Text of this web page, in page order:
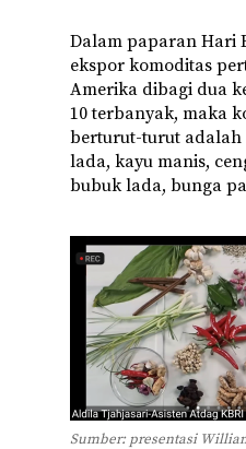
Dalam paparan Hari
ekspor komoditas
Amerika dibagi dua
10 terbanyak, maka
berturut-turut adalah
lada, kayu manis,
bubuk lada, bunga
Sumber: presentasi